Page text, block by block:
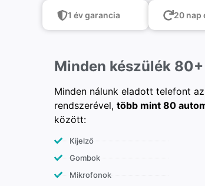
1 év garancia 20 nap
Minden készülék
Minden nálunk eladott telefont az
rendszerével, több mint 80
között:
Kijelző
Gombok
Mikrofonok